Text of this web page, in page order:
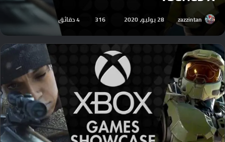
zazzintan 28 يوليو، 2020 316